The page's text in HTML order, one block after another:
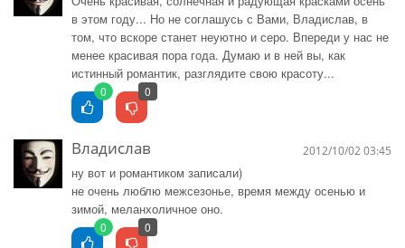
в этом году... Но не соглашусь с Вами, Владислав, в
том, что вскоре станет неуютно и серо. Впереди у нас не
менее красивая пора года. Думаю и в ней вы, как
истинный романтик, разглядите свою красоту...
0 0
Владислав 2012/10/02 03:45
ну вот и романтиком записали)
не очень люблю межсезонье, время между осенью и
зимой, меланхоличное оно.
0 0